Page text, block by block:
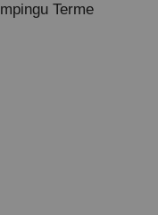
Terme